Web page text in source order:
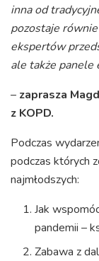
inna od
pozostaje
ekspertów
ale także panele
– zaprasza
z KOPD.
Podczas
podczas których
najmłodszych:
Jak
pandemii –
Zabawa z